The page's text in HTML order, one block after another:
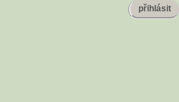
přihlásit